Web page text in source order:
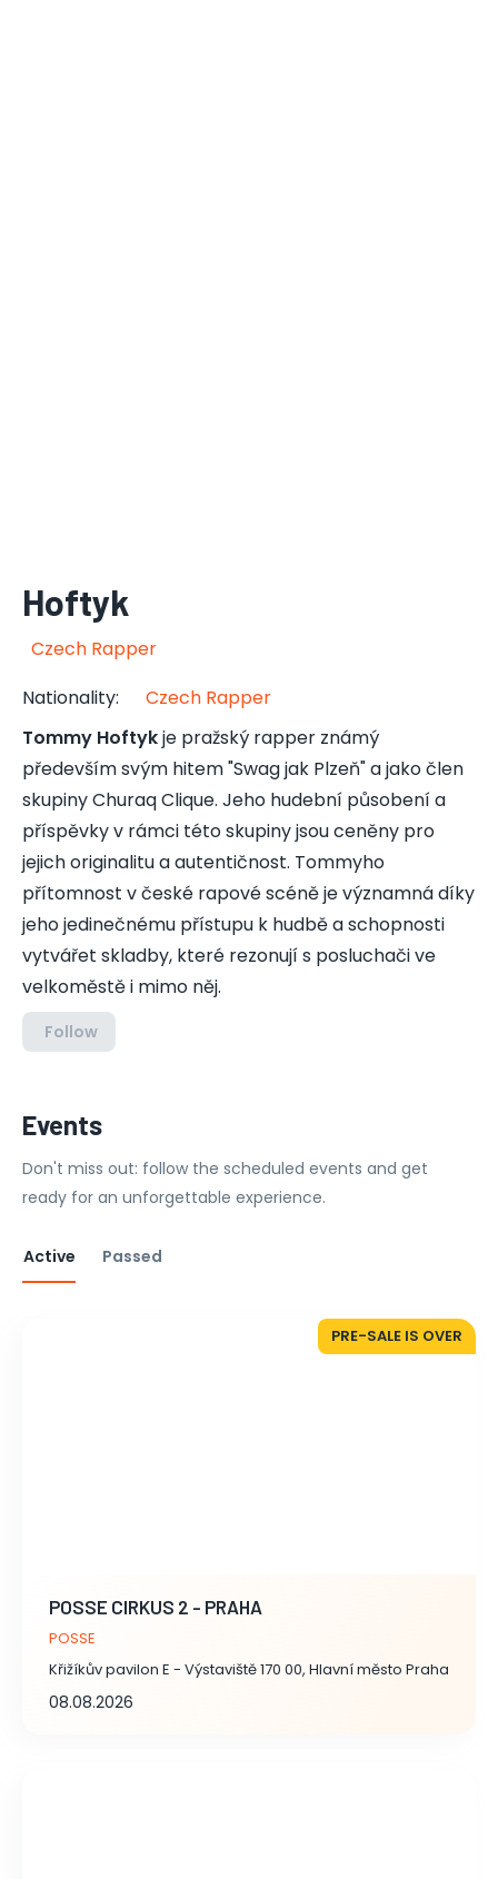
Hoftyk
Czech Rapper
Nationality:
Czech Rapper
Tommy Hoftykje pražský rapper známý
především svým hitem "Swag jak Plzeň" a jako člen
skupiny Churaq Clique. Jeho hudební působení a
příspěvky v rámci této skupiny jsou ceněny pro
jejich originalitu a autentičnost. Tommyho
přítomnost v české rapové scéně je významná díky
jeho jedinečnému přístupu k hudbě a schopnosti
vytvářet skladby, které rezonují s posluchači ve
velkoměstě i mimo něj.
Follow
Events
Don't miss out: follow the scheduled events and get
ready for an unforgettable experience.
Active Passed
PRE-SALE IS OVER
POSSE CIRKUS 2 - PRAHA
POSSE
Křižíkův pavilon E - Výstaviště 170 00, Hlavní město Praha
08.08.2026